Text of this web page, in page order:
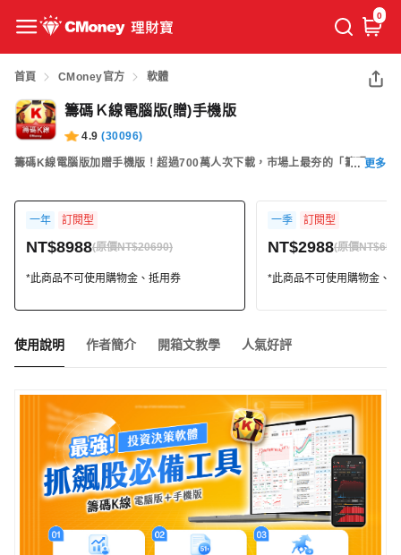
0
首頁 CMoney官方 軟體
籌碼Ｋ線電腦版(贈)手機版
4.9 (30096)
更多
籌碼K線電腦版加贈手機版！超過700萬人次下載，市場上最夯的「籌碼K
籌碼、三大法人布局。簡單、好用，包含多種籌碼選股功能、分析贏家大
戶，主力進出無所遁形！馬上開啟即可免費使用！
一年 訂閱型
NT$8988(原價NT$20690)
*此商品不可使用購物金、抵用券
一季 訂閱型
NT$2988(原價
*此商品不可使用購物金、
使用說明 作者簡介 開箱文教學 人氣好評